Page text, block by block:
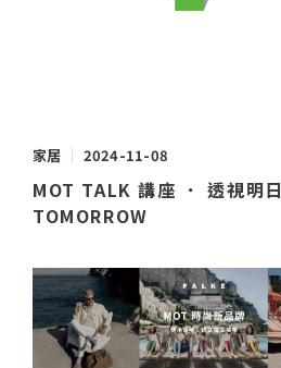
家居 2024-11-08
MOT TALK 講座 ． 透視明日
TOMORROW